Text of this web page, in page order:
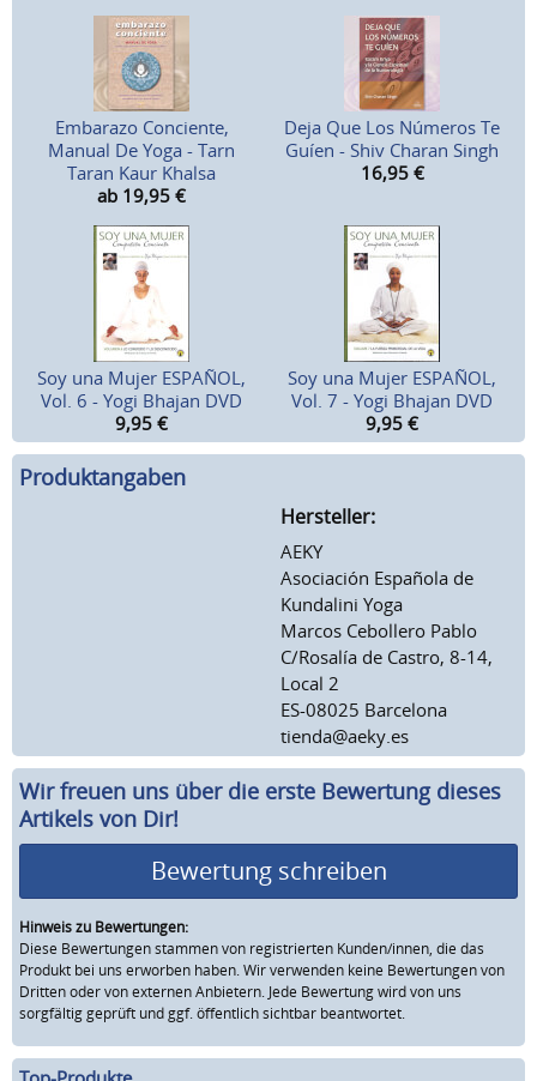
Embarazo Conciente,
Manual De Yoga - Tarn
Taran Kaur Khalsa
ab 19,95 €
Deja Que Los Números Te
Guíen - Shiv Charan Singh
16,95 €
Soy una Mujer ESPAÑOL,
Vol. 6 - Yogi Bhajan DVD
9,95 €
Soy una Mujer ESPAÑOL,
Vol. 7 - Yogi Bhajan DVD
9,95 €
Produktangaben
Hersteller:
AEKY
Asociación Española de
Kundalini Yoga
Marcos Cebollero Pablo
C/Rosalía de Castro, 8-14,
Local 2
ES-08025 Barcelona
tienda@aeky.es
Wir freuen uns über die erste Bewertung dieses
Artikels von Dir!
Bewertung schreiben
Hinweis zu Bewertungen:
Diese Bewertungen stammen von registrierten Kunden/innen, die das
Produkt bei uns erworben haben. Wir verwenden keine Bewertungen von
Dritten oder von externen Anbietern. Jede Bewertung wird von uns
sorgfältig geprüft und ggf. öffentlich sichtbar beantwortet.